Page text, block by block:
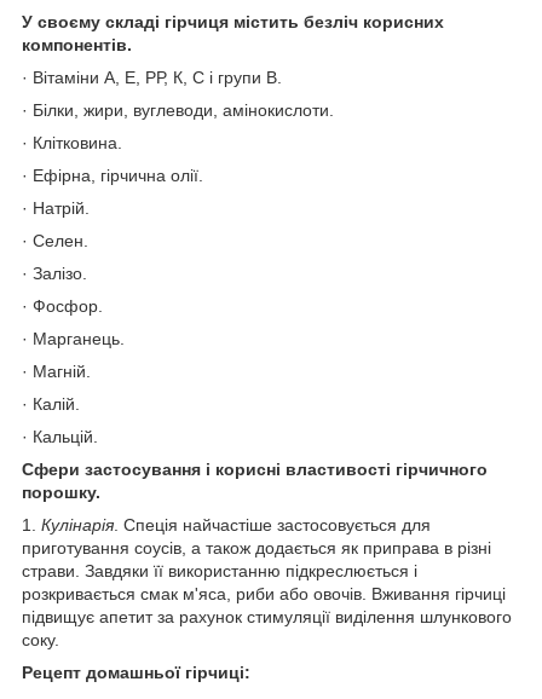
У своєму складі гірчиця містить безліч корисних
компонентів.
· Вітаміни А, Е, РР, К, С і групи В.
· Білки, жири, вуглеводи, амінокислоти.
· Клітковина.
· Ефірна, гірчична олії.
· Натрій.
· Селен.
· Залізо.
· Фосфор.
· Марганець.
· Магній.
· Калій.
· Кальцій.
Сфери застосування і корисні властивості гірчичного
порошку.
1. Кулінарія . Спеція найчастіше застосовується для
приготування соусів, а також додається як приправа в різні
страви. Завдяки її використанню підкреслюється і
розкривається смак м'яса, риби або овочів. Вживання гірчиці
підвищує апетит за рахунок стимуляції виділення шлункового
соку.
Рецепт домашньої гірчиці: